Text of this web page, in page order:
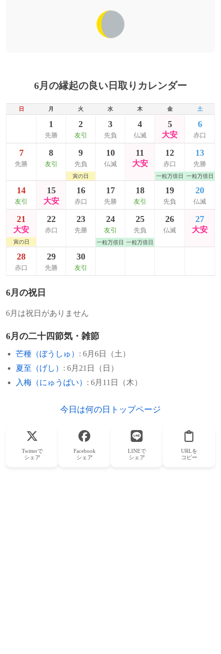
6月の縁起の良い日取りカレンダー
日 月 火 水 木 金 土
1
先勝
2
友引
3
先負
4
仏滅
5
大安
6
赤口
7
先勝
8
友引
9
先負
寅の日
10
仏滅
11
大安
12
赤口
一粒万倍日
13
先勝
一粒万倍日
14
友引
15
大安
16
赤口
17
先勝
18
友引
19
先負
20
仏滅
21
大安
寅の日
22
赤口
23
先勝
24
友引
一粒万倍日
25
先負
一粒万倍日
26
仏滅
27
大安
28
赤口
29
先勝
30
友引
6月の祝日
6月は祝日がありません
6月の二十四節気・雑節
芒種（ぼうしゅ） : 6月6日（土）
夏至（げし） : 6月21日（日）
入梅（にゅうばい） : 6月11日（木）
今日は何の日トップページ
Twitterで
シェア
Facebook
シェア
LINEで
シェア
URLを
コピー